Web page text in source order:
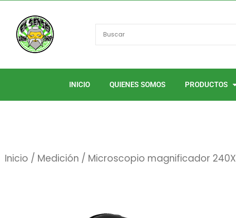
contenido
INICIO QUIENES SOMOS PRODUCTOS
Inicio / Medición / Microscopio magnificador 240X